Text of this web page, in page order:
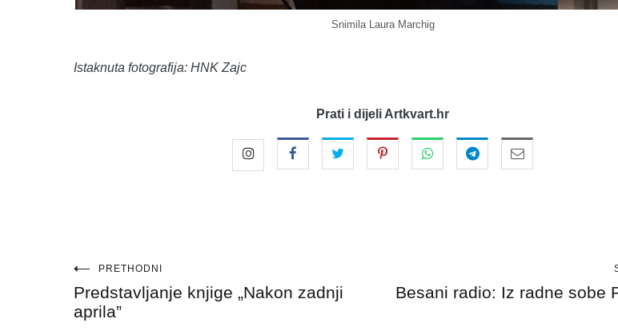
Snimila Laura Marchig
Istaknuta fotografija: HNK Zajc
Prati i dijeli Artkvart.hr
Navigacija
objava
PRETHODNI
Predstavljanje knjige „Nakon zadnji
aprila”
Besani radio: Iz radne sobe